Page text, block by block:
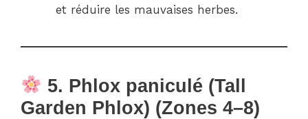
et réduire les mauvaises herbes.
5. Phlox paniculé (Tall
Garden Phlox) (Zones 4–8)